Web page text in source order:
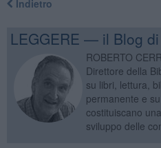
Indietro
LEGGERE — il Blog
ROBERTO
Direttore della
su libri, lettura,
permanente e
costituiscano
sviluppo delle